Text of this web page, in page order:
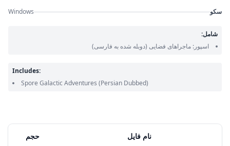
نام فایل حجم
سکو
Windows
شامل:
اسپور: ماجراهای فضایی (دوبله شده به فارسی)
Includes:
Spore Galactic Adventures (Persian Dubbed)